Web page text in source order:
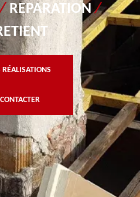
REPARATION/